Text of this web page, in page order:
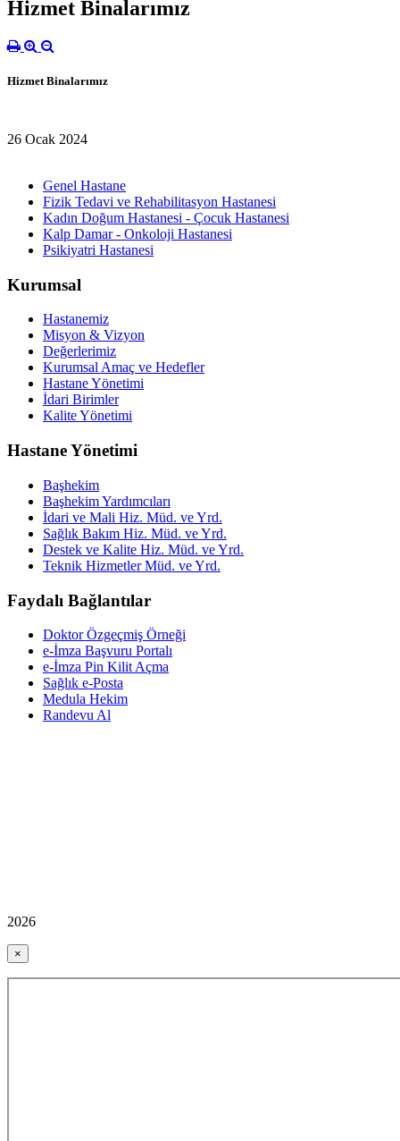
Hizmet Binalarımız
Hizmet Binalarımız
26 Ocak 2024
Genel Hastane
Fizik Tedavi ve Rehabilitasyon Hastanesi
Kadın Doğum Hastanesi - Çocuk Hastanesi
Kalp Damar - Onkoloji Hastanesi
Psikiyatri Hastanesi
Kurumsal
Hastanemiz
Misyon & Vizyon
Değerlerimiz
Kurumsal Amaç ve Hedefler
Hastane Yönetimi
İdari Birimler
Kalite Yönetimi
Hastane Yönetimi
Başhekim
Başhekim Yardımcıları
İdari ve Mali Hiz. Müd. ve Yrd.
Sağlık Bakım Hiz. Müd. ve Yrd.
Destek ve Kalite Hiz. Müd. ve Yrd.
Teknik Hizmetler Müd. ve Yrd.
Faydalı Bağlantılar
Doktor Özgeçmiş Örneği
e-İmza Başvuru Portalı
e-İmza Pin Kilit Açma
Sağlık e-Posta
Medula Hekim
Randevu Al
2026
×